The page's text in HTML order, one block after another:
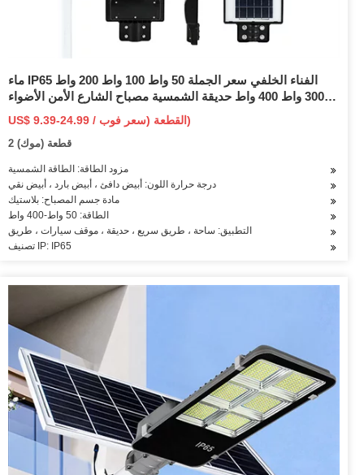
ماء IP65 الفناء الخلفي سعر الجملة 50 واط 100 واط 200 واط
300 واط 400 واط حديقة الشمسية مصباح الشارع الأمن الأضواء
US$ 9.39-24.99 / القطعة (سعر فوب)
2 قطعة (موك)
مزود الطاقة: الطاقة الشمسية
درجة حرارة اللون: أبيض دافئ ، أبيض بارد ، أبيض نقي
مادة جسم المصباح: بلاستيك
الطاقة: 50 واط-400 واط
التطبيق: ساحة ، طريق سريع ، حديقة ، موقف سيارات ، طريق
تصنيف IP: IP65